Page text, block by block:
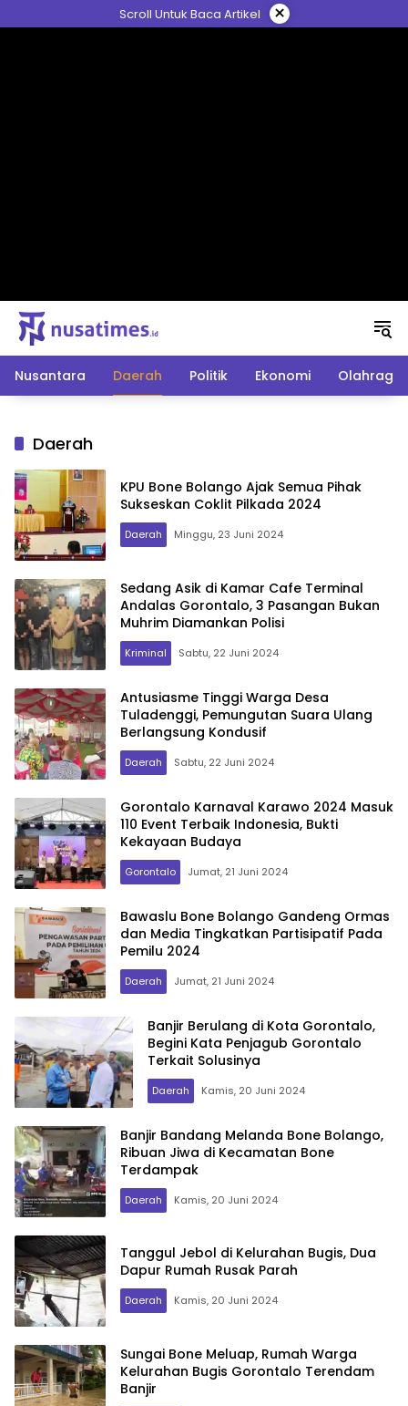
ke
Scroll Untuk Baca Artikel ×
Nusantara Daerah Politik Ekonomi Olahraga
Daerah
KPU Bone Bolango Ajak Semua Pihak
Sukseskan Coklit Pilkada 2024
Daerah Minggu, 23 Juni 2024
Sedang Asik di Kamar Cafe Terminal
Andalas Gorontalo, 3 Pasangan Bukan
Muhrim Diamankan Polisi
Kriminal Sabtu, 22 Juni 2024
Antusiasme Tinggi Warga Desa
Tuladenggi, Pemungutan Suara Ulang
Berlangsung Kondusif
Daerah Sabtu, 22 Juni 2024
Gorontalo Karnaval Karawo 2024 Masuk
110 Event Terbaik Indonesia, Bukti
Kekayaan Budaya
Gorontalo Jumat, 21 Juni 2024
Bawaslu Bone Bolango Gandeng Ormas
dan Media Tingkatkan Partisipatif Pada
Pemilu 2024
Daerah Jumat, 21 Juni 2024
Banjir Berulang di Kota Gorontalo,
Begini Kata Penjagub Gorontalo
Terkait Solusinya
Daerah Kamis, 20 Juni 2024
Banjir Bandang Melanda Bone Bolango,
Ribuan Jiwa di Kecamatan Bone
Terdampak
Daerah Kamis, 20 Juni 2024
Tanggul Jebol di Kelurahan Bugis, Dua
Dapur Rumah Rusak Parah
Daerah Kamis, 20 Juni 2024
Sungai Bone Meluap, Rumah Warga
Kelurahan Bugis Gorontalo Terendam
Banjir